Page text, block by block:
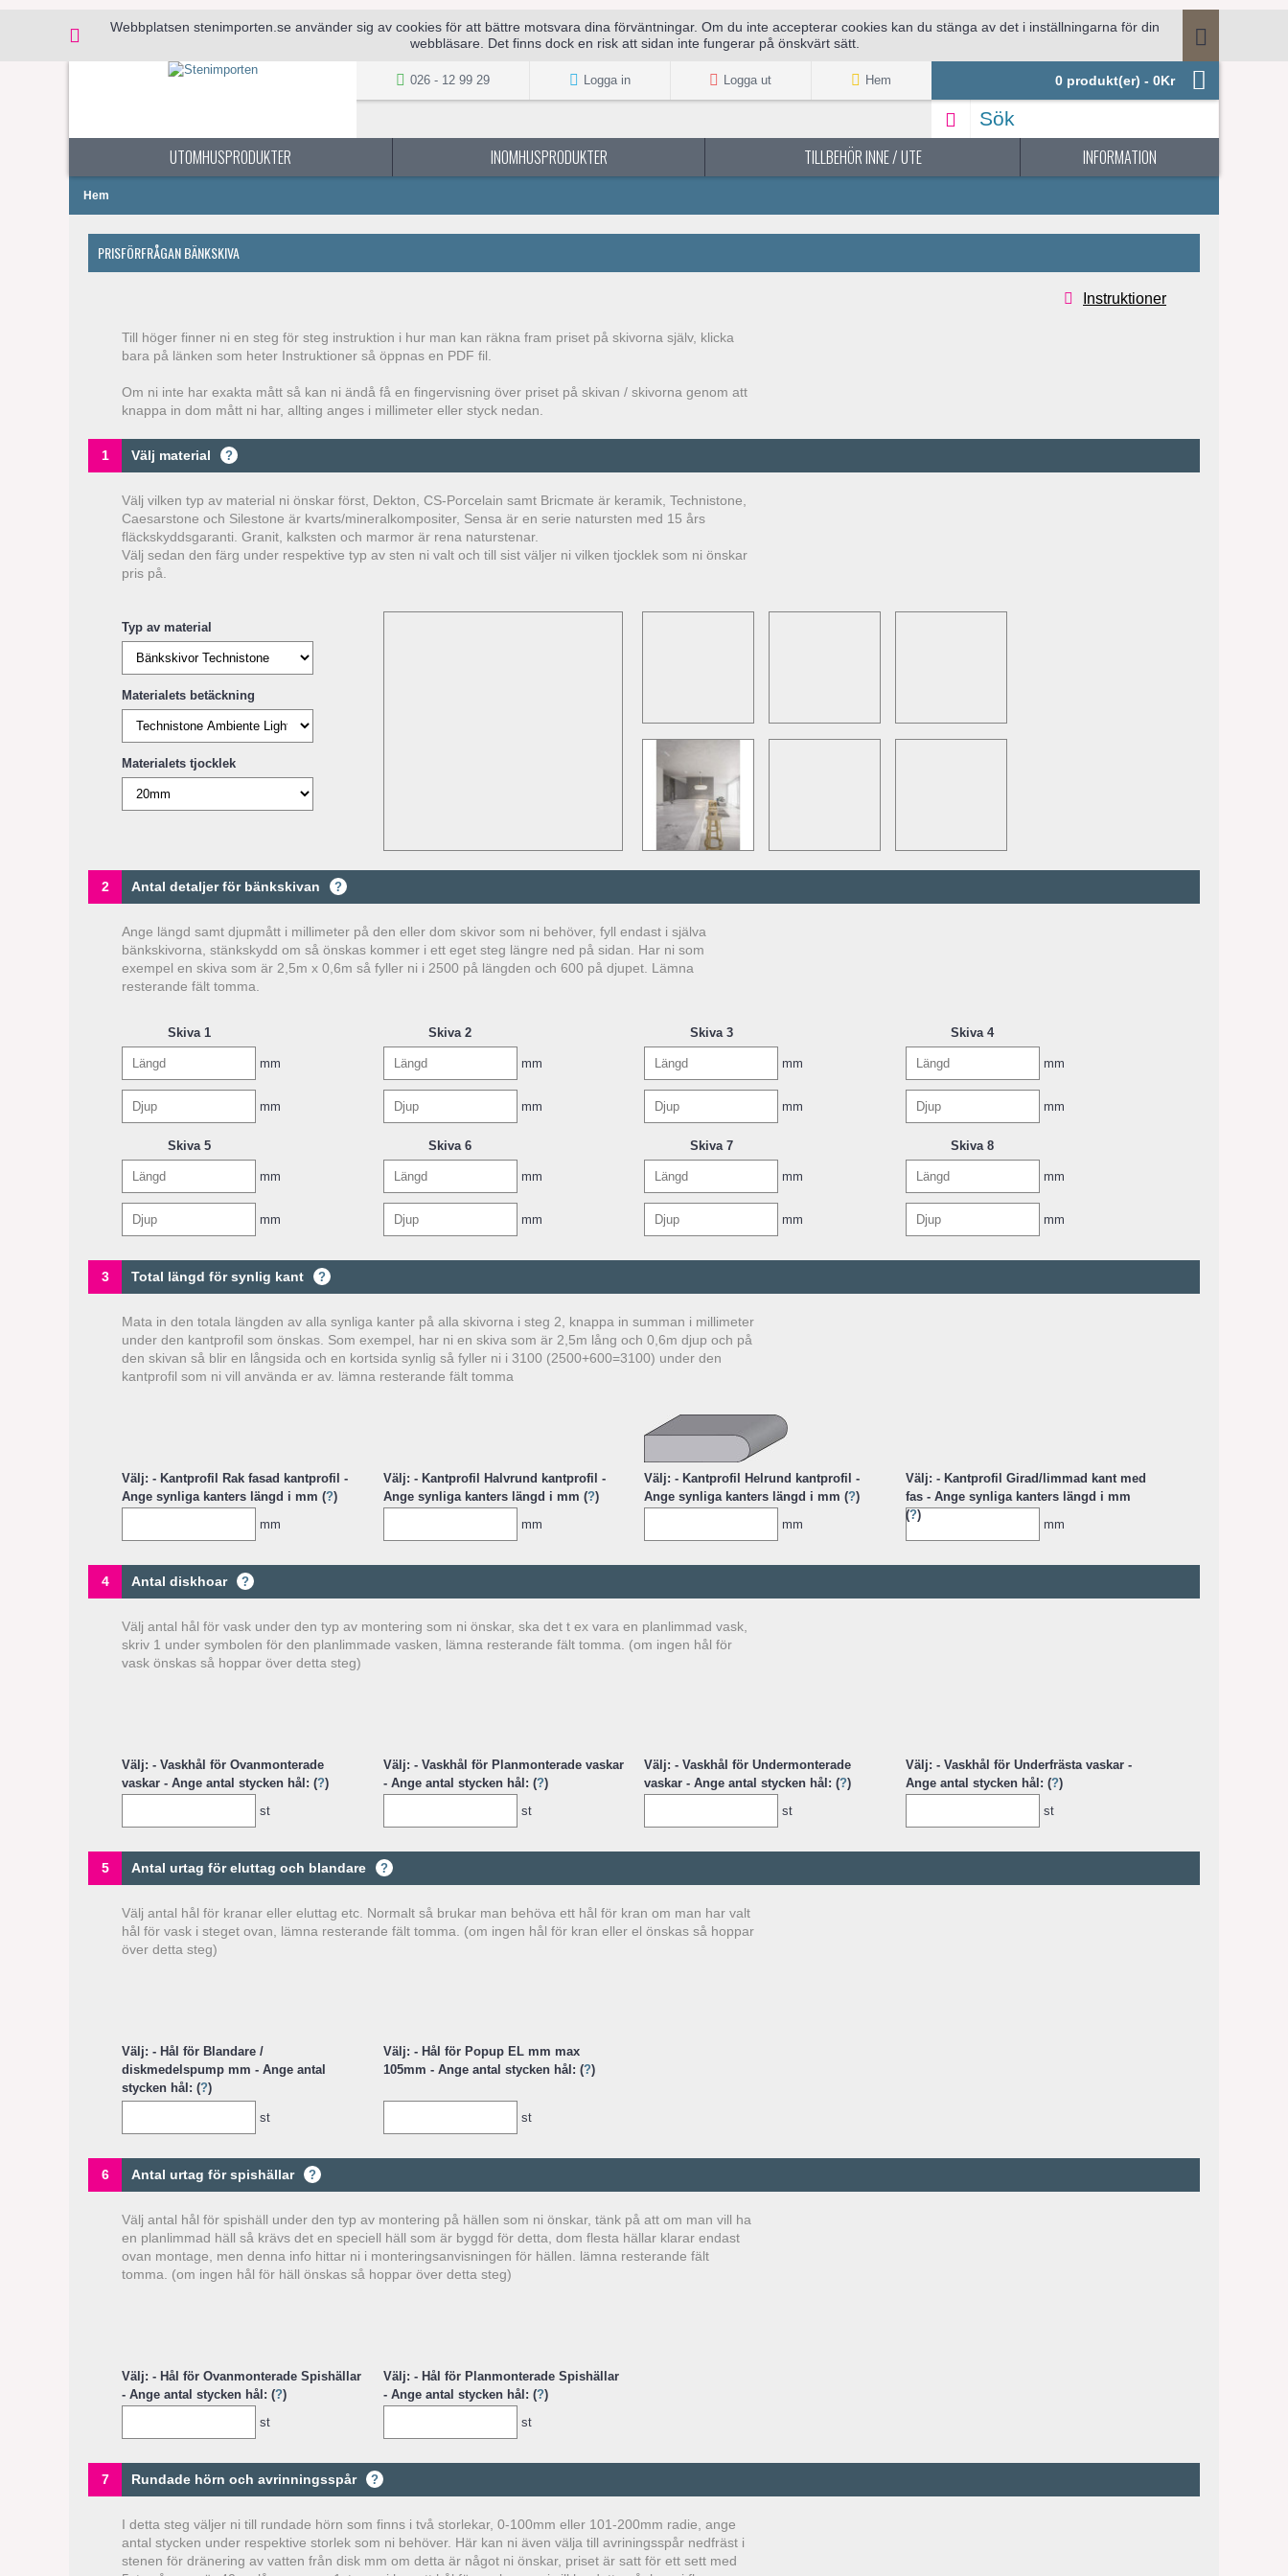
Webbplatsen stenimporten.se använder sig av cookies för att bättre motsvara dina förväntningar. Om du inte accepterar cookies kan du stänga av det i inställningarna för din
webbläsare. Det finns dock en risk att sidan inte fungerar på önskvärt sätt.
026 - 12 99 29 Logga in Logga ut Hem 0 produkt(er) - 0Kr
UTOMHUSPRODUKTER INOMHUSPRODUKTER TILLBEHÖR INNE / UTE INFORMATION
Hem
PRISFÖRFRÅGAN BÄNKSKIVA
Instruktioner
Till höger finner ni en steg för steg instruktion i hur man kan räkna fram priset på skivorna själv, klicka
bara på länken som heter Instruktioner så öppnas en PDF fil.
Om ni inte har exakta mått så kan ni ändå få en fingervisning över priset på skivan / skivorna genom att
knappa in dom mått ni har, allting anges i millimeter eller styck nedan.
1 Välj material ?
Välj vilken typ av material ni önskar först, Dekton, CS-Porcelain samt Bricmate är keramik, Technistone,
Caesarstone och Silestone är kvarts/mineralkompositer, Sensa är en serie natursten med 15 års
fläckskyddsgaranti. Granit, kalksten och marmor är rena naturstenar.
Välj sedan den färg under respektive typ av sten ni valt och till sist väljer ni vilken tjocklek som ni önskar
pris på.
Typ av material
Materialets betäckning
Materialets tjocklek
2 Antal detaljer för bänkskivan ?
Ange längd samt djupmått i millimeter på den eller dom skivor som ni behöver, fyll endast i själva
bänkskivorna, stänkskydd om så önskas kommer i ett eget steg längre ned på sidan. Har ni som
exempel en skiva som är 2,5m x 0,6m så fyller ni i 2500 på längden och 600 på djupet. Lämna
resterande fält tomma.
Skiva 1
mm
mm
Skiva 2
mm
mm
Skiva 3
mm
mm
Skiva 4
mm
mm
Skiva 5
mm
mm
Skiva 6
mm
mm
Skiva 7
mm
mm
Skiva 8
mm
mm
3 Total längd för synlig kant ?
Mata in den totala längden av alla synliga kanter på alla skivorna i steg 2, knappa in summan i millimeter
under den kantprofil som önskas. Som exempel, har ni en skiva som är 2,5m lång och 0,6m djup och på
den skivan så blir en långsida och en kortsida synlig så fyller ni i 3100 (2500+600=3100) under den
kantprofil som ni vill använda er av. lämna resterande fält tomma
Välj: - Kantprofil Rak fasad kantprofil -
Ange synliga kanters längd i mm (?)
mm
Välj: - Kantprofil Halvrund kantprofil -
Ange synliga kanters längd i mm (?)
mm
Välj: - Kantprofil Helrund kantprofil -
Ange synliga kanters längd i mm (?)
mm
Välj: - Kantprofil Girad/limmad kant med
fas - Ange synliga kanters längd i mm
(?)
mm
4 Antal diskhoar ?
Välj antal hål för vask under den typ av montering som ni önskar, ska det t ex vara en planlimmad vask,
skriv 1 under symbolen för den planlimmade vasken, lämna resterande fält tomma. (om ingen hål för
vask önskas så hoppar över detta steg)
Välj: - Vaskhål för Ovanmonterade
vaskar - Ange antal stycken hål: (?)
st
Välj: - Vaskhål för Planmonterade vaskar
- Ange antal stycken hål: (?)
st
Välj: - Vaskhål för Undermonterade
vaskar - Ange antal stycken hål: (?)
st
Välj: - Vaskhål för Underfrästa vaskar -
Ange antal stycken hål: (?)
st
5 Antal urtag för eluttag och blandare ?
Välj antal hål för kranar eller eluttag etc. Normalt så brukar man behöva ett hål för kran om man har valt
hål för vask i steget ovan, lämna resterande fält tomma. (om ingen hål för kran eller el önskas så hoppar
över detta steg)
Välj: - Hål för Blandare /
diskmedelspump mm - Ange antal
stycken hål: (?)
st
Välj: - Hål för Popup EL mm max
105mm - Ange antal stycken hål: (?)
st
6 Antal urtag för spishällar ?
Välj antal hål för spishäll under den typ av montering på hällen som ni önskar, tänk på att om man vill ha
en planlimmad häll så krävs det en speciell häll som är byggd för detta, dom flesta hällar klarar endast
ovan montage, men denna info hittar ni i monteringsanvisningen för hällen. lämna resterande fält
tomma. (om ingen hål för häll önskas så hoppar över detta steg)
Välj: - Hål för Ovanmonterade Spishällar
- Ange antal stycken hål: (?)
st
Välj: - Hål för Planmonterade Spishällar
- Ange antal stycken hål: (?)
st
7 Rundade hörn och avrinningsspår ?
I detta steg väljer ni till rundade hörn som finns i två storlekar, 0-100mm eller 101-200mm radie, ange
antal stycken under respektive storlek som ni behöver. Här kan ni även välja till avriningsspår nedfräst i
stenen för dränering av vatten från disk mm om detta är något ni önskar, priset är satt för ett sett med